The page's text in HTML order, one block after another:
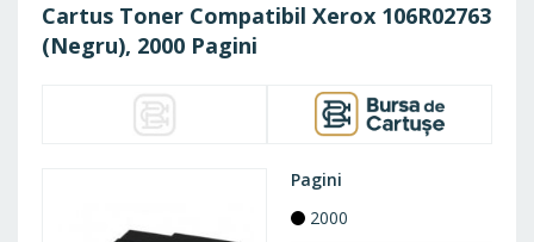
Cartus Toner Compatibil Xerox 106R02763
(Negru), 2000 Pagini
Pagini
2000